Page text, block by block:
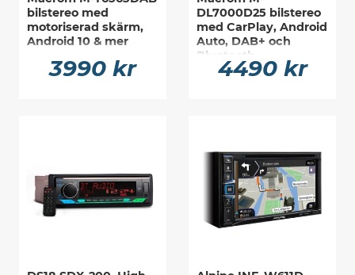
bilstereo med
motoriserad skärm,
Android 10 & mer
3990 kr
DL7000D25 bilstereo
med CarPlay, Android
Auto, DAB+ och
Bluetooth
4490 kr